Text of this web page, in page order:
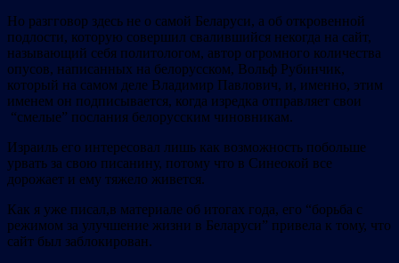
Но разгговор здесь не о самой Беларуси, а об откровенной
подлости, которую совершил свалившийся некогда на сайт,
называющий себя политологом, автор огромного количества
опусов, написанных на белорусском, Вольф Рубинчик,
который на самом деле Владимир Павлович, и, именно, этим
именем он подписывается, когда изредка отправляет свои
“смелые” послания белорусским чиновникам.
Израиль его интересовал лишь как возможность побольше
урвать за свою писанину, потому что в Синеокой все
дорожает и ему тяжело живется.
Как я уже писал,в материале об итогах года, его “борьба с
режимом за улучшение жизни в Беларуси” привела к тому, что
сайт был заблокирован.